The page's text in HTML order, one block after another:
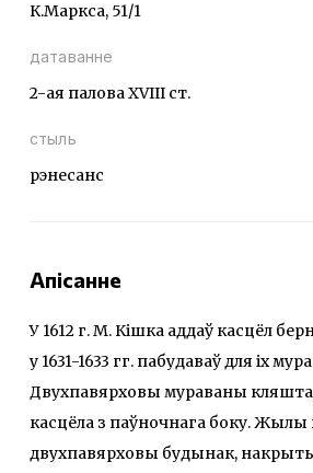
К.Маркса, 51/1
датаванне
2-ая палова XVIII ст.
стыль
рэнесанс
Апісанне
У 1612 г. М. Кішка аддаў касцёл
у 1631-1633 гг. пабудаваў для іх
Двухпавярховы мураваны
касцёла з паўночнага боку. Жылы
двухпавярховы будынак,